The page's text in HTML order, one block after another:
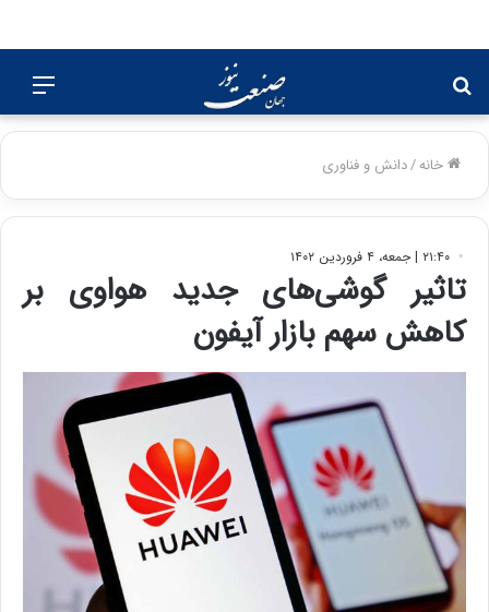
منو
برای
خانه/دانش و فناوری
۲۱:۴۰ | جمعه، ۴ فروردین ۱۴۰۲
تاثیر گوشی‌های جدید هواوی بر
کاهش سهم بازار آیفون